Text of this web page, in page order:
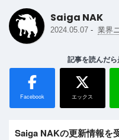
Saiga NAK
2024.05.07 - 業界
記事を読んだ
Facebook エックス
Saiga NAKの更新情報を